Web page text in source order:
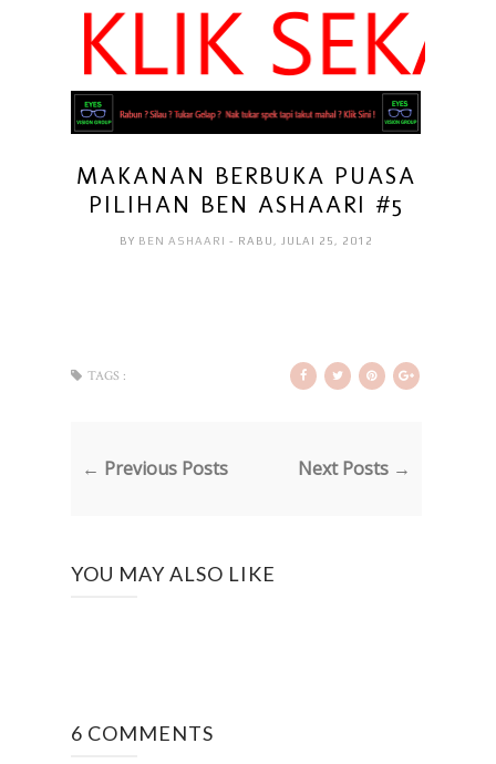
MAKANAN BERBUKA PUASA
PILIHAN BEN ASHAARI #5
BY BEN ASHAARI - RABU, JULAI 25, 2012
TAGS :
← Previous Posts Next Posts →
YOU MAY ALSO LIKE
6 COMMENTS